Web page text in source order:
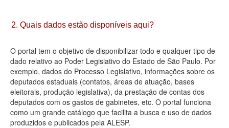
Agenda
Perguntas frequentes
Contato
2. Quais dados estão disponíveis aqui?
O portal tem o objetivo de disponibilizar todo e qualquer tipo de
dado relativo ao Poder Legislativo do Estado de São Paulo. Por
exemplo, dados do Processo Legislativo, informações sobre os
deputados estaduais (contatos, áreas de atuação, bases
eleitorais, produção legislativa), da prestação de contas dos
deputados com os gastos de gabinetes, etc. O portal funciona
como um grande catálogo que facilita a busca e uso de dados
produzidos e publicados pela ALESP.